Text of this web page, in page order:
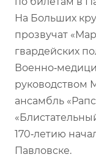
На Больших
прозвучат
гвардейских
руководством
ансамбль
170‑летию
Павловске.